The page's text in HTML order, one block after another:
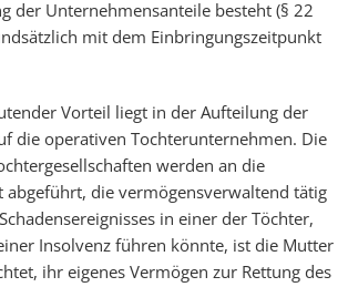
der Unternehmensanteile besteht (§ 22
mit dem Einbringungszeitpunkt
Vorteil liegt in der Aufteilung der
die operativen Tochterunternehmen. Die
werden an die
abgeführt, die vermögensverwaltend tätig
in einer der Töchter,
Insolvenz führen könnte, ist die Mutter
ihr eigenes Vermögen zur Rettung des